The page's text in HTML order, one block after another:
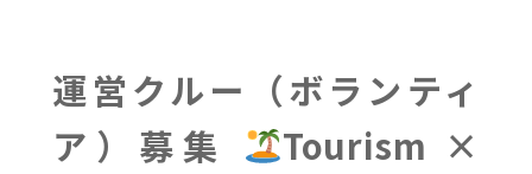
運営クルー（ボランティ
ア）募集
Tourism ×